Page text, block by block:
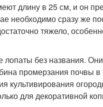
длину в 25 см, и он
необходимо сразу же
тяжело,
без названия.
промерзания почвы
культивирования
для декоративной